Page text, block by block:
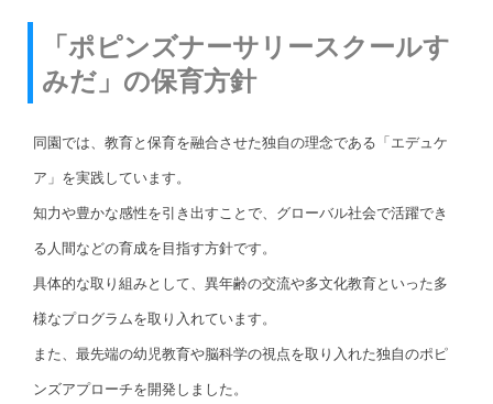
「ポピンズナーサリースクールす
みだ」の保育方針
同園では、教育と保育を融合させた独自の理念である「エデュケ
ア」を実践しています。
知力や豊かな感性を引き出すことで、グローバル社会で活躍でき
る人間などの育成を目指す方針です。
具体的な取り組みとして、異年齢の交流や多文化教育といった多
様なプログラムを取り入れています。
また、最先端の幼児教育や脳科学の視点を取り入れた独自のポピ
ンズアプローチを開発しました。